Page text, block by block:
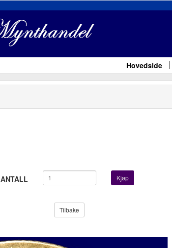
Hovedside
ANTALL
Kjøp
Tilbake